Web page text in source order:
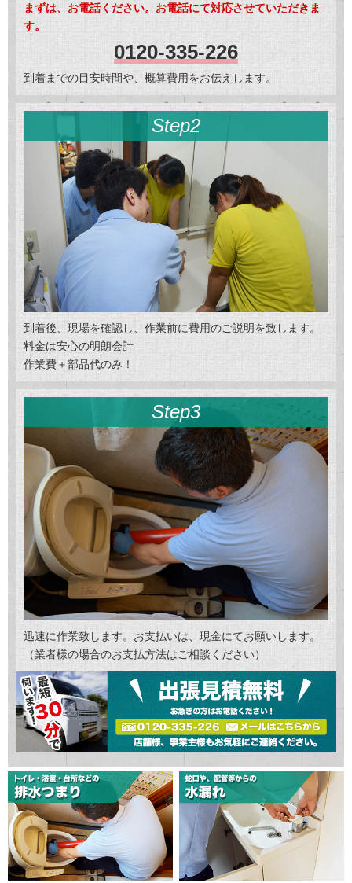
まずは、お電話ください。お電話にて対応させていただきま
す。
0120-335-226
到着までの目安時間や、概算費用をお伝えします。
Step2
到着後、現場を確認し、作業前に費用のご説明を致します。
料金は安心の明朗会計
作業費＋部品代のみ！
Step3
迅速に作業致します。お支払いは、現金にてお願いします。
（業者様の場合のお支払方法はご相談ください）